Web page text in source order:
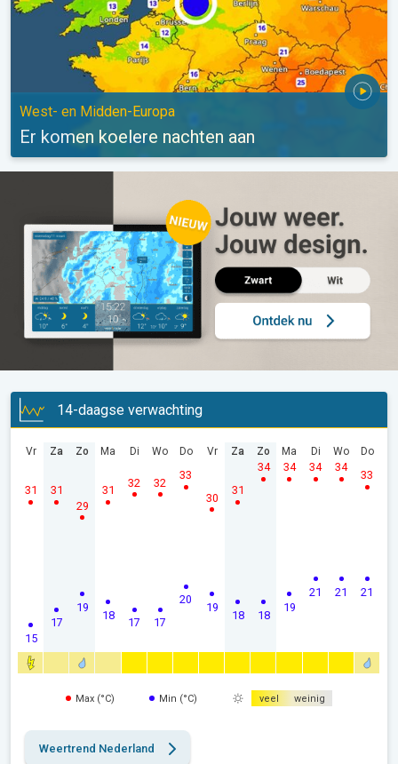
West- en Midden-Europa
Er komen koelere nachten aan
14-daagse verwachting
Vr
15
31
Za
17
31
Zo
19
29
Ma
18
31
Di
17
32
Wo
17
32
Do
20
33
Vr
19
30
Za
18
31
Zo
18
34
Ma
19
34
Di
21
34
Wo
21
34
Do
21
33
Max (°C) Min (°C) veel weinig
Weertrend Nederland